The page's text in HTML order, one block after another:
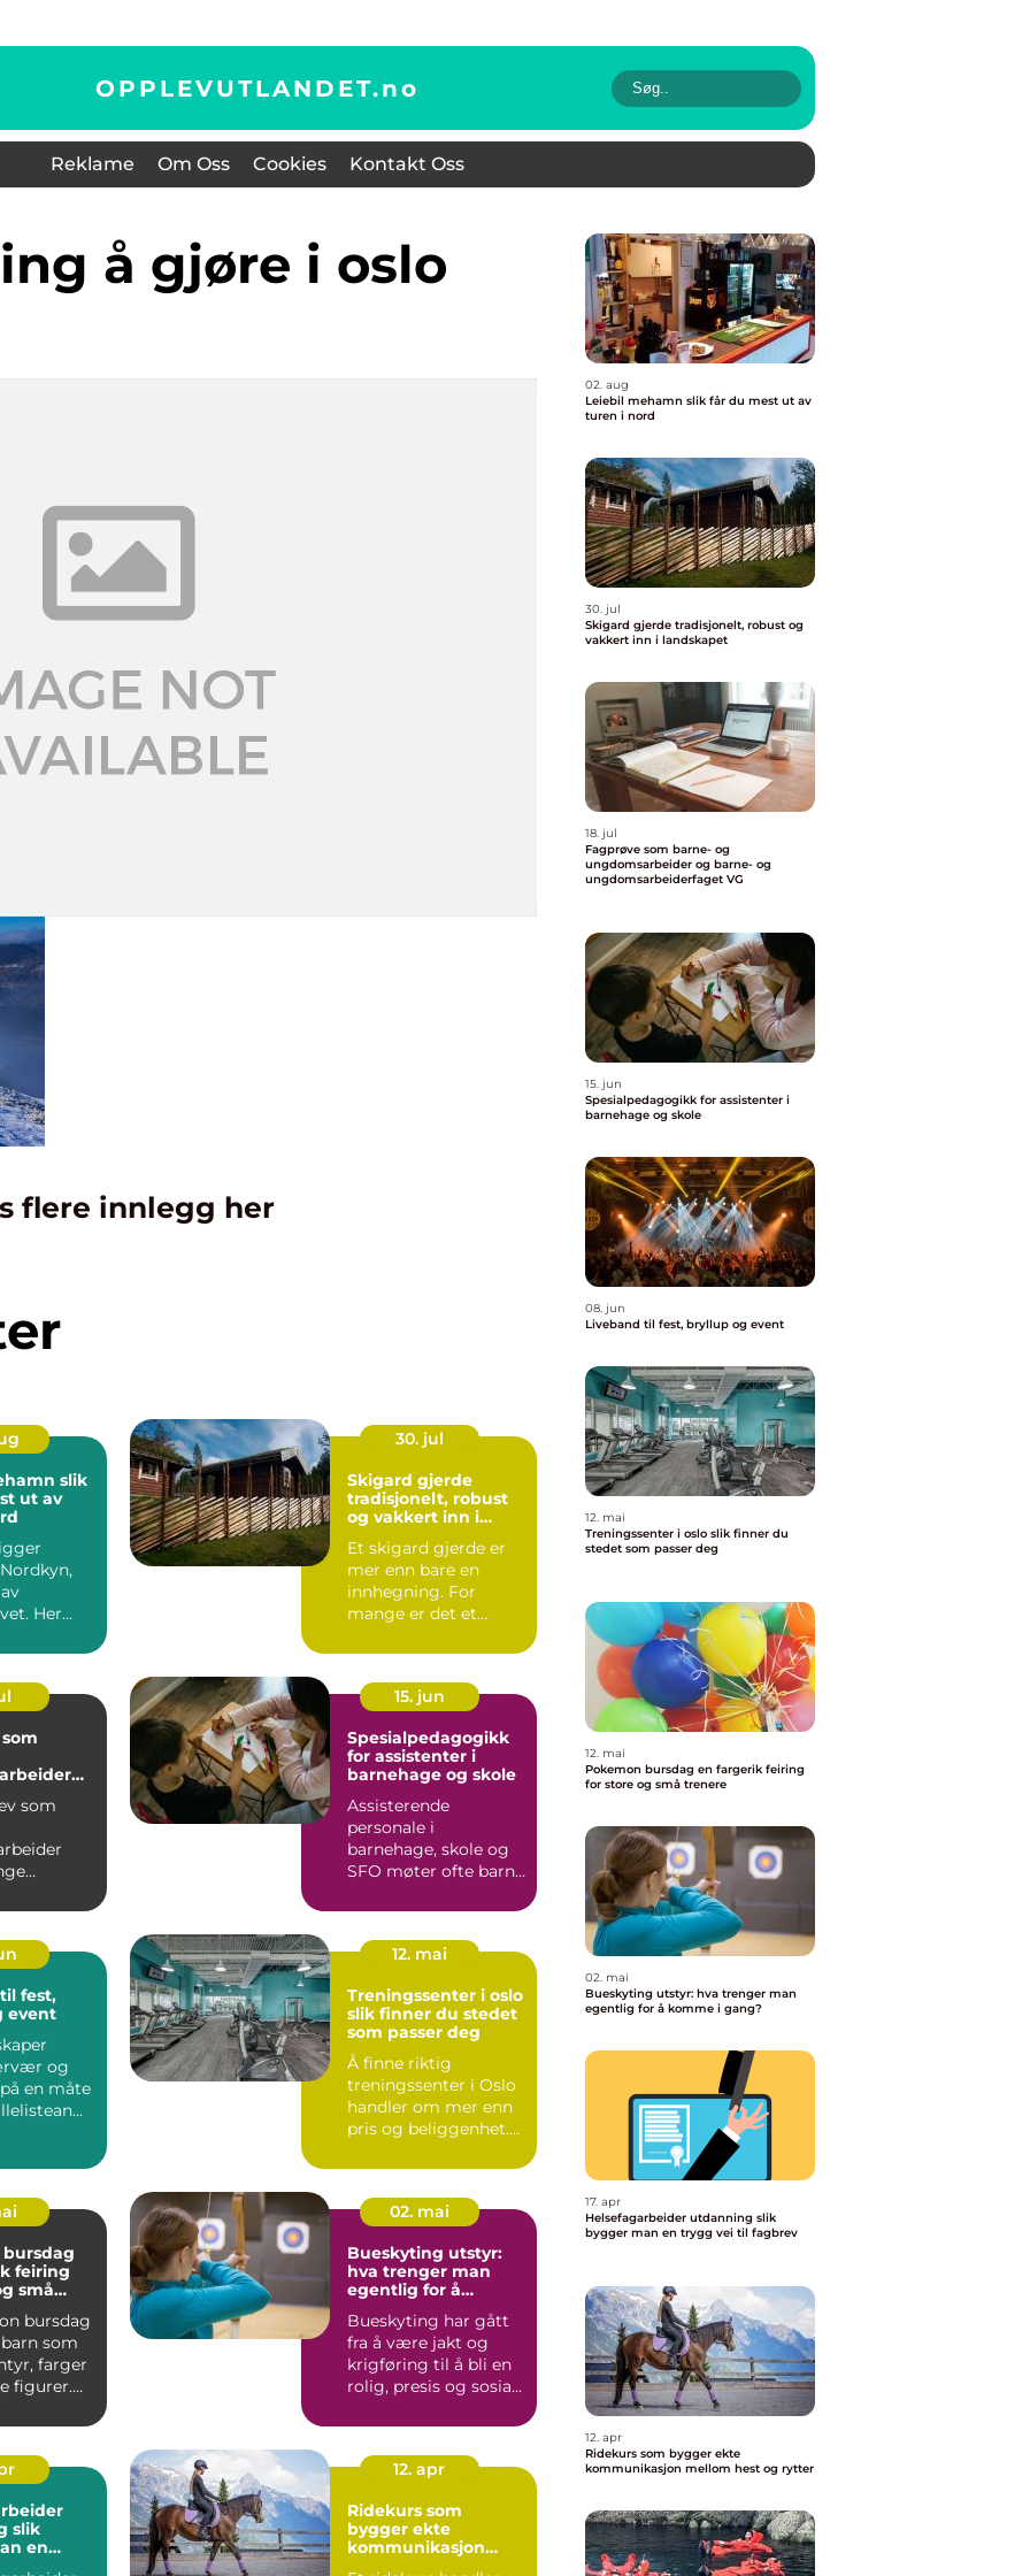
OPPLEVUTLANDET.no
Reklame Om Oss Cookies Kontakt Oss
å gjøre i oslo
flere innlegg her
slik
ut av
Her
30. jul
Skigard gjerde
tradisjonelt, robust
og vakkert inn i
Et skigard gjerde er
mer enn bare en
innhegning. For
mange er det et
kulturlandskap,...
som
skole...
15. jun
Spesialpedagogikk
for assistenter i
barnehage og skole
Assisterende
personale i
barnehage, skole og
SFO møter ofte barn
andre. Noen har...
fest,
event
og
en måte
12. mai
Treningssenter i oslo
slik finner du stedet
som passer deg
Å finne riktig
treningssenter i Oslo
handler om mer enn
pris og beliggenhet.
so...
feiring
små
bursdag
som
farger
figurer.
02. mai
Bueskyting utstyr:
hva trenger man
egentlig for å
Bueskyting har gått
fra å være jakt og
krigføring til å bli en
rolig, presis og sosial
en
12. apr
Ridekurs som
bygger ekte
kommunikasjon
02. aug
Leiebil mehamn slik får du mest ut av
turen i nord
30. jul
Skigard gjerde tradisjonelt, robust og
vakkert inn i landskapet
18. jul
Fagprøve som barne- og
ungdomsarbeider og barne- og
ungdomsarbeiderfaget VG
15. jun
Spesialpedagogikk for assistenter i
barnehage og skole
08. jun
Liveband til fest, bryllup og event
12. mai
Treningssenter i oslo slik finner du
stedet som passer deg
12. mai
Pokemon bursdag en fargerik feiring
for store og små trenere
02. mai
Bueskyting utstyr: hva trenger man
egentlig for å komme i gang?
17. apr
Helsefagarbeider utdanning slik
bygger man en trygg vei til fagbrev
12. apr
Ridekurs som bygger ekte
kommunikasjon mellom hest og rytter